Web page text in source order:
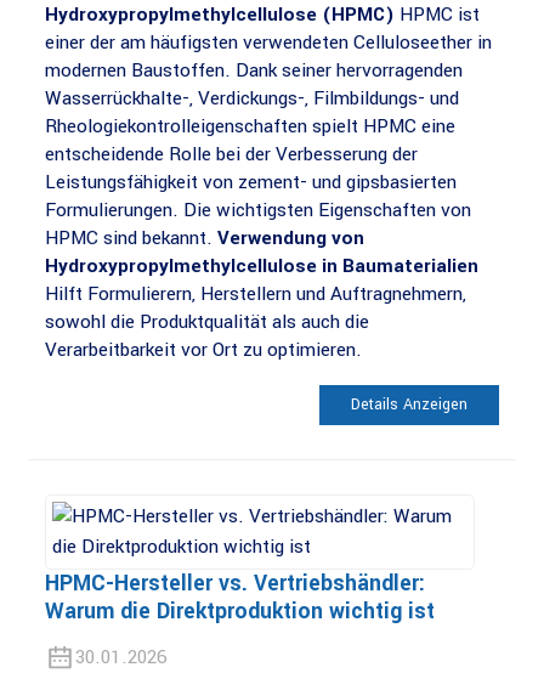
Hydroxypropylmethylcellulose (HPMC) HPMC ist
einer der am häufigsten verwendeten Celluloseether in
modernen Baustoffen. Dank seiner hervorragenden
Wasserrückhalte-, Verdickungs-, Filmbildungs- und
Rheologiekontrolleigenschaften spielt HPMC eine
entscheidende Rolle bei der Verbesserung der
Leistungsfähigkeit von zement- und gipsbasierten
Formulierungen. Die wichtigsten Eigenschaften von
HPMC sind bekannt. Verwendung von
Hydroxypropylmethylcellulose in Baumaterialien
Hilft Formulierern, Herstellern und Auftragnehmern,
sowohl die Produktqualität als auch die
Verarbeitbarkeit vor Ort zu optimieren.
Details Anzeigen
HPMC-Hersteller vs. Vertriebshändler:
Warum die Direktproduktion wichtig ist
30.01.2026